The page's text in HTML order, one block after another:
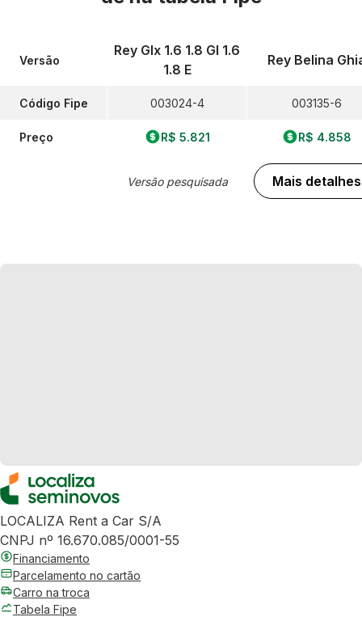
Versão
Código Fipe
Preço
Rey Glx 1.6 1.8 Gl 1.6
1.8 E
003024-4
R$ 5.821
Versão pesquisada
Rey Belina
003135-6
R$ 4.858
Mais detalhes
LOCALIZA Rent a Car S/A
CNPJ nº 16.670.085/0001-55
Financiamento
Parcelamento no cartão
Carro na troca
Tabela Fipe